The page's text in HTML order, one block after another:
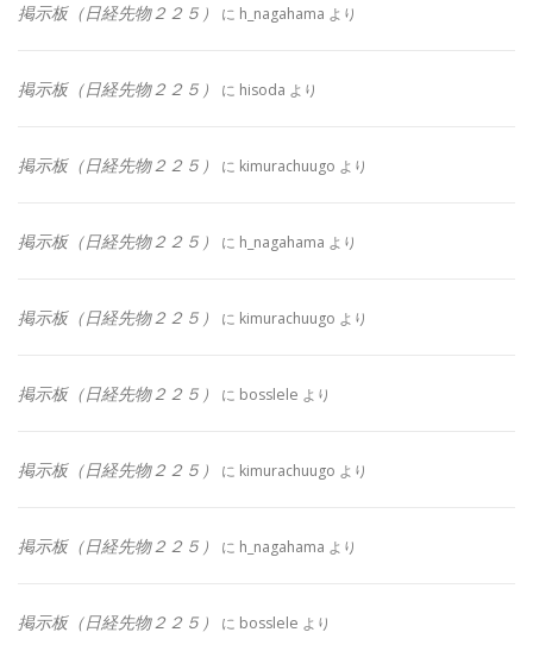
掲示板（日経先物２２５） に h_nagahama より
掲示板（日経先物２２５） に hisoda より
掲示板（日経先物２２５） に kimurachuugo より
掲示板（日経先物２２５） に h_nagahama より
掲示板（日経先物２２５） に kimurachuugo より
掲示板（日経先物２２５） に bosslele より
掲示板（日経先物２２５） に kimurachuugo より
掲示板（日経先物２２５） に h_nagahama より
掲示板（日経先物２２５） に bosslele より